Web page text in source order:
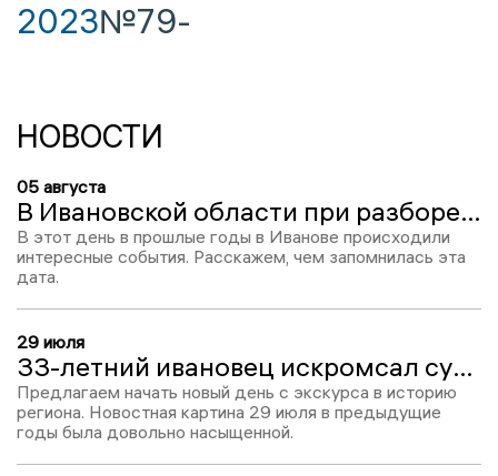
2023№79-
НОВОСТИ
05 августа
В Ивановской области при разборе дров был обнаружен скелет непонятного возраста, Фероян написал письмо-раскаяние
В этот день в прошлые годы в Иванове происходили
интересные события. Расскажем, чем запомнилась эта
дата.
29 июля
33-летний ивановец искромсал супругу, Татьяна Яковлева опередила Михаила Меня на партийных праймериз в Кинешме
Предлагаем начать новый день с экскурса в историю
региона. Новостная картина 29 июля в предыдущие
годы была довольно насыщенной.